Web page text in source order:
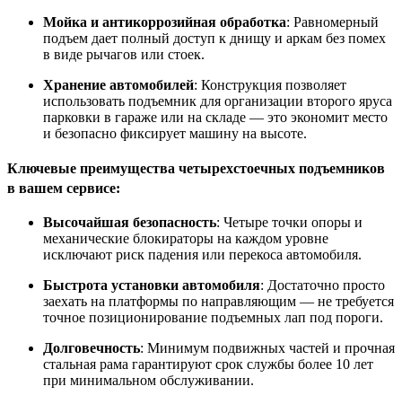
Мойка и антикоррозийная обработка: Равномерный
подъем дает полный доступ к днищу и аркам без помех
в виде рычагов или стоек.
Хранение автомобилей: Конструкция позволяет
использовать подъемник для организации второго яруса
парковки в гараже или на складе — это экономит место
и безопасно фиксирует машину на высоте.
Ключевые преимущества четырехстоечных подъемников
в вашем сервисе:
Высочайшая безопасность: Четыре точки опоры и
механические блокираторы на каждом уровне
исключают риск падения или перекоса автомобиля.
Быстрота установки автомобиля: Достаточно просто
заехать на платформы по направляющим — не требуется
точное позиционирование подъемных лап под пороги.
Долговечность: Минимум подвижных частей и прочная
стальная рама гарантируют срок службы более 10 лет
при минимальном обслуживании.